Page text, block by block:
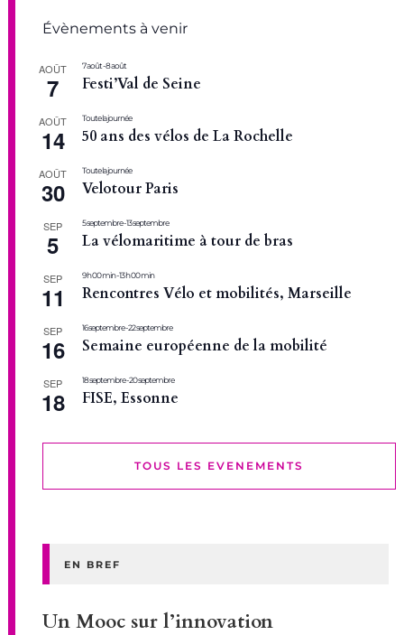
Évènements à venir
AOÛT
7
7 août-8 août
Festi’Val de Seine
AOÛT
14
Toute la journée
50 ans des vélos de La Rochelle
AOÛT
30
Toute la journée
Velotour Paris
SEP
5
5 septembre-13 septembre
La vélomaritime à tour de bras
SEP
11
9 h 00 min-13 h 00 min
Rencontres Vélo et mobilités, Marseille
SEP
16
16 septembre-22 septembre
Semaine européenne de la mobilité
SEP
18
18 septembre-20 septembre
FISE, Essonne
TOUS LES EVENEMENTS
EN BREF
Un Mooc sur l’innovation